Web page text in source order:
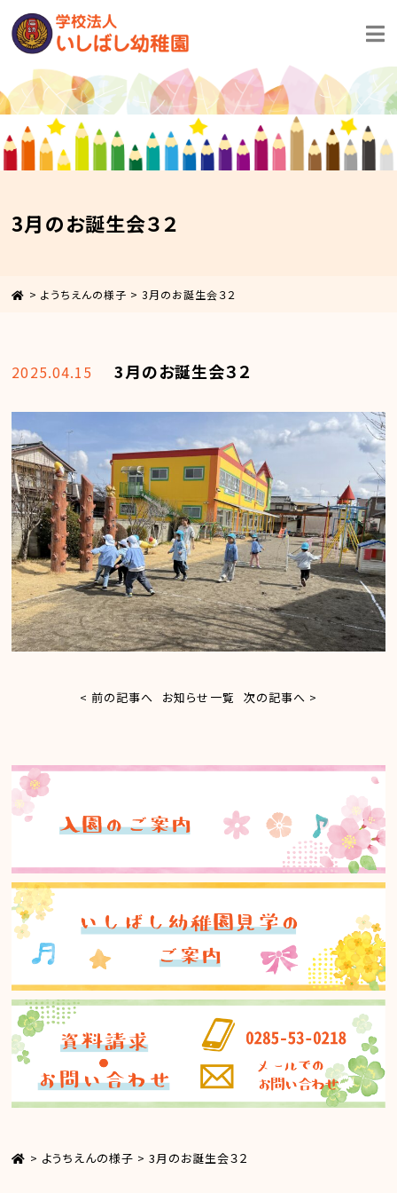
3月のお誕生会３２
> ようちえんの様子 >3月のお誕生会３２
2025.04.15 3月のお誕生会３２
< 前の記事へ お知らせ一覧 次の記事へ >
> ようちえんの様子 >3月のお誕生会３２